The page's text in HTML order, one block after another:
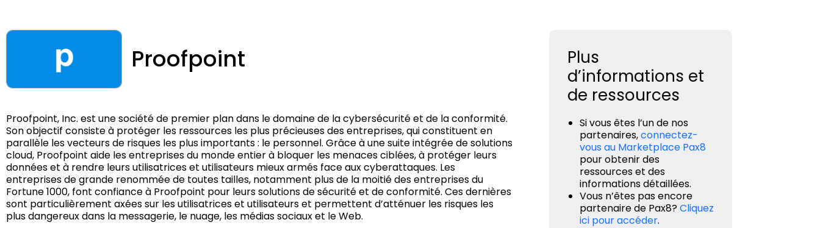
Proofpoint
Proofpoint, Inc. est une société de premier plan dans le domaine de la cybersécurité et de la conformité.
Son objectif consiste à protéger les ressources les plus précieuses des entreprises, qui constituent en
parallèle les vecteurs de risques les plus importants : le personnel. Grâce à une suite intégrée de solutions
cloud, Proofpoint aide les entreprises du monde entier à bloquer les menaces ciblées, à protéger leurs
données et à rendre leurs utilisatrices et utilisateurs mieux armés face aux cyberattaques. Les
entreprises de grande renommée de toutes tailles, notamment plus de la moitié des entreprises du
Fortune 1000, font confiance à Proofpoint pour leurs solutions de sécurité et de conformité. Ces dernières
sont particulièrement axées sur les utilisatrices et utilisateurs et permettent d’atténuer les risques les
plus dangereux dans la messagerie, le nuage, les médias sociaux et le Web.
Plus
d’informations et
de ressources
Si vous êtes l’un de nos
partenaires,connectez-
vous au Marketplace Pax8
pour obtenir des
ressources et des
informations détaillées.
Vous n’êtes pas encore
partenaire de Pax8?Cliquez
ici pour accéder.